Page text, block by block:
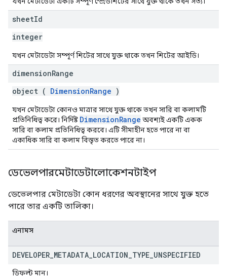
sheetId
integer
যখন মেটাডেটা সম্পূর্ণ শিটের সাথে যুক্ত থাকে তখন শিটের আইডি।
dimensionRange
object ( DimensionRange )
যখন মেটাডেটা কোনও মাত্রার সাথে যুক্ত থাকে তখন সারি বা কলামটি
প্রতিনিধিত্ব করে। নির্দিষ্ট DimensionRange অবশ্যই একটি একক
সারি বা কলাম প্রতিনিধিত্ব করবে। এটি সীমাহীন হতে পারে না বা
একাধিক সারি বা কলাম বিস্তৃত করতে পারে না।
ডেভেলপারমেটাডেটালোকেশনটাইপ
ডেভেলপার মেটাডেটা কোন ধরণের অবস্থানের সাথে যুক্ত হতে
পারে তার একটি তালিকা।
এনামস
DEVELOPER METADATA LOCATION TYPE UNSPECIFIED
ডিফল্ট মান।